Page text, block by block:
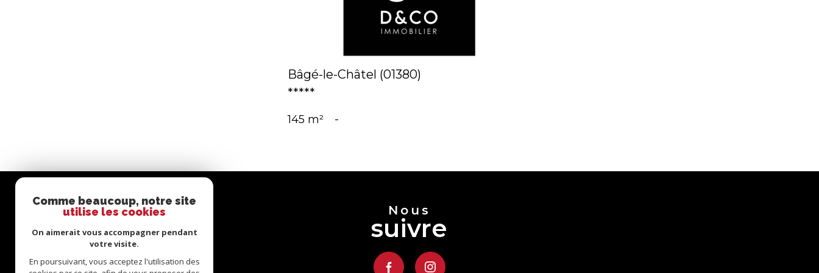
Bâgé-le-Châtel (01380)
*****
145 m² -
Nous
suivre
Comme beaucoup, notre site
utilise les cookies
On aimerait vous accompagner pendant
votre visite.
En poursuivant, vous acceptez l'utilisation des